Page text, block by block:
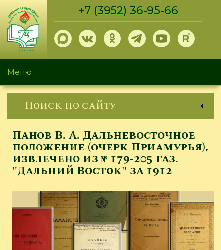
Перейти
основному
содержанию
+7 (3952) 36-95-66
Меню
Поиск по сайту
Панов В. А. Дальневосточное
положение (очерк Приамурья),
извлечено из № 179-205 газ.
"Дальний Восток" за 1912